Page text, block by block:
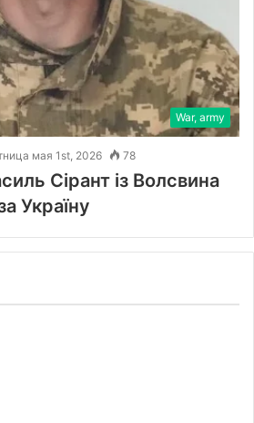
War, army
мая 1st, 2026 78
Сірант із Волсвина
Україну